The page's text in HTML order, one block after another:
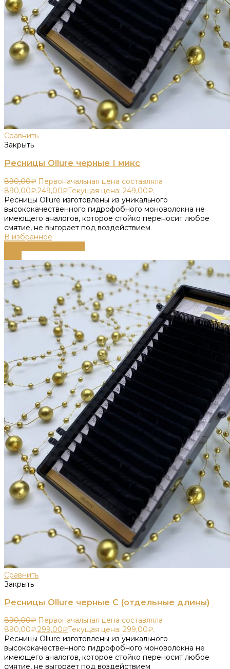
Сравнить
Закрыть
Ресницы Ollure черные I микс
890,00₽ Первоначальная цена составляла
890,00₽.249,00₽Текущая цена: 249,00₽.
Ресницы Ollure изготовлены из уникального
высококачественного гидрофобного моноволокна не
имеющего аналогов, которое стойко переносит любое
смятие, не выгорает под воздействием
В избранное
Сравнить
Закрыть
Ресницы Ollure черные C (отдельные длины)
890,00₽ Первоначальная цена составляла
890,00₽.299,00₽Текущая цена: 299,00₽.
Ресницы Ollure изготовлены из уникального
высококачественного гидрофобного моноволокна не
имеющего аналогов, которое стойко переносит любое
смятие, не выгорает под воздействием